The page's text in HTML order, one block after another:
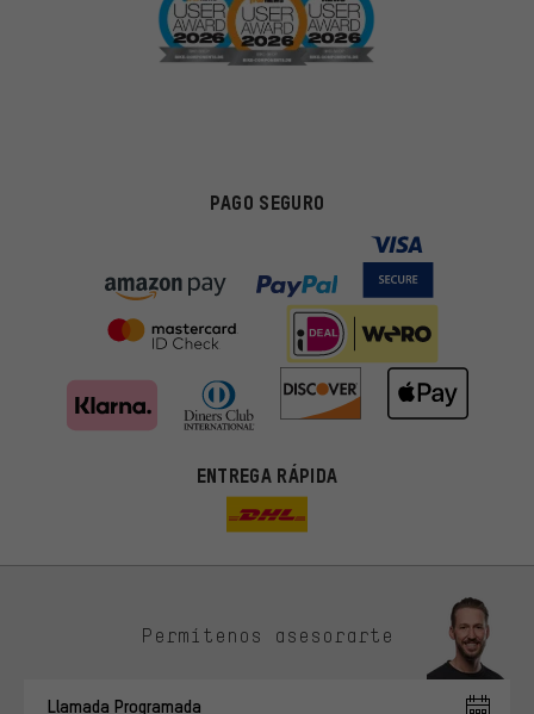
PAGO SEGURO
ENTREGA RÁPIDA
Permítenos asesorarte
Llamada Programada
ti. Las cookies de marketing nos ayudan a identificar tus